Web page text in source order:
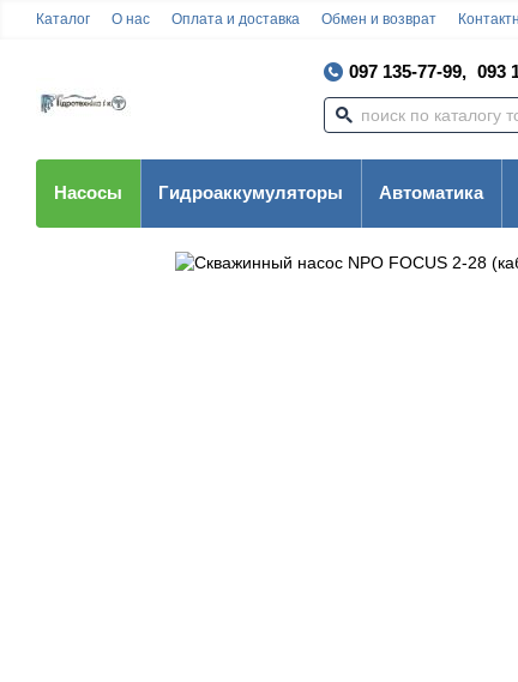
Каталог О нас Оплата и доставка Обмен и возврат
097 135-77-99, 093
Насосы Гидроаккумуляторы Автоматика